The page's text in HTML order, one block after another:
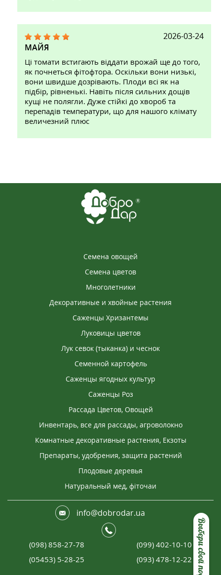
Выбери свой подарок
2026-03-24
МАЙЯ
Ці томати встигають віддати врожай ще до того,
як почнеться фітофтора. Оскільки вони низькі,
вони швидше дозрівають. Плоди всі як на
підбір, рівненькі. Навіть після сильних дощів
кущі не полягли. Дуже стійкі до хвороб та
перепадів температури, що для нашого клімату
величезний плюс
Семена овощей
Семена цветов
Многолетники
Декоративные и хвойные растения
Саженцы Хризантемы
Луковицы цветов
Лук севок (тыканка) и чеснок
Семенной картофель
Саженцы ягодных культур
Саженцы Роз
Рассада Цветов, Овощей
Инвентарь, все для рассады, агроволокно
Комнатные декоративные растения, Екзоты
Препараты, удобрения, защита растений
Плодовые деревья
Натуральный мед, фіточаи
info@dobrodar.ua
(098) 858-27-78
(099) 402-10-10
(05453) 5-28-25
(093) 478-12-22